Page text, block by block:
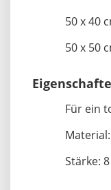
50 x 40
50 x 50
Für ein
Stärke: